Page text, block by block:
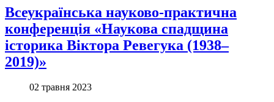
Всеукраїнська науково-практична
конференція «Наукова спадщина
історика Віктора Ревегука (1938–
2019)»
02 травня 2023